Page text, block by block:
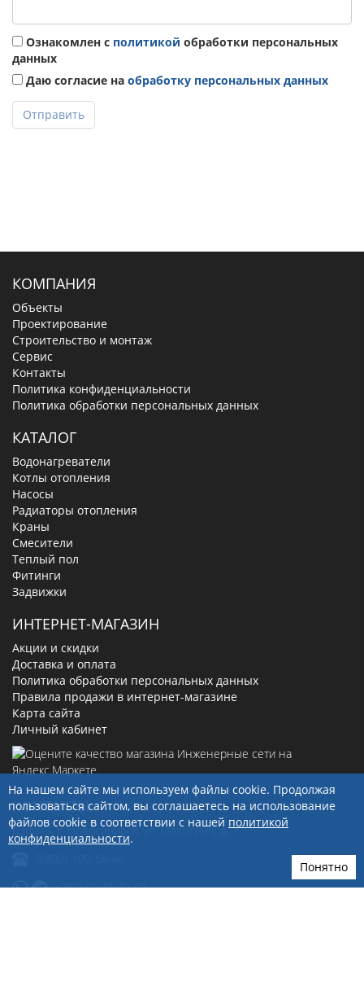
Ознакомлен с политикой обработки персональных
данных
Даю согласие на обработку персональных данных
Отправить
КОМПАНИЯ
Объекты
Проектирование
Строительство и монтаж
Сервис
Контакты
Политика конфиденциальности
Политика обработки персональных данных
КАТАЛОГ
Водонагреватели
Котлы отопления
Насосы
Радиаторы отопления
Краны
Смесители
Теплый пол
Фитинги
Задвижки
ИНТЕРНЕТ-МАГАЗИН
Акции и скидки
Доставка и оплата
Политика обработки персональных данных
Правила продажи в интернет-магазине
Карта сайта
Личный кабинет
КОНТАКТЫ
630019 , г.Новосибирск, ул. Малыгина, д. 7
+7(923)249-40-97
На нашем сайте мы используем файлы cookie. Продолжая
пользоваться сайтом, вы соглашаетесь на использование
файлов cookie в соответствии с нашей политикой
конфиденциальности.
Понятно